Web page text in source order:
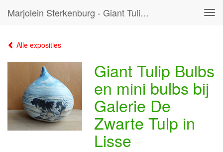
Marjolein Sterkenburg - Giant Tulip Bulbs En Mini Bulbs Bij Galerie De Zwarte Tulp In Lisse
Alle exposities
Giant Tulip Bulbs
en mini bulbs bij
Galerie De
Zwarte Tulp in
Lisse